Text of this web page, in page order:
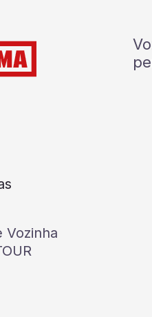
Vozinha